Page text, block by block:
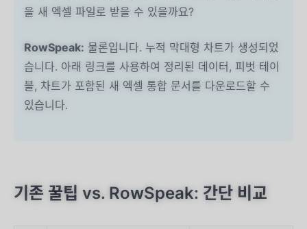
을 새 엑셀 파일로 받을 수 있을까요?
RowSpeak: 물론입니다. 누적 막대형 차트가 생성되었
습니다. 아래 링크를 사용하여 정리된 데이터, 피벗 테이
블, 차트가 포함된 새 엑셀 통합 문서를 다운로드할 수
있습니다.
기존 꿀팁 vs. RowSpeak: 간단 비교